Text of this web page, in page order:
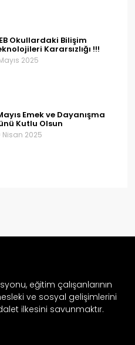
Okullardaki Bilişim
Kararsızlığı !!!
2025
Emek ve Dayanışma
Kutlu Olsun
Nisan 2025
eğitim çalışanlarının
ve sosyal gelişimlerini
ilkesini savunmaktır.